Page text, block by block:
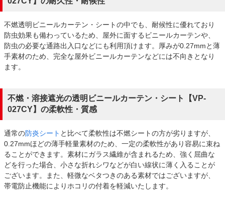
不燃透明ビニールカーテン・シートの中でも、耐候性に優れており
防虫効果も備わっているため、屋外に面するビニールカーテンや、
防虫の必要な通路出入口などにも利用頂けます。厚みが0.27mmと薄
手素材のため、完全な屋外ビニールカーテンなどには不向きとなり
ます。
不燃・溶接遮光の透明ビニールカーテン・シート【VP-
027CY】の柔軟性・質感
通常の防炎シート と比べて柔軟性は不燃シートの方が劣りますが、
0.27mmほどの薄手軽量素材のため、一定の柔軟性があり容易に束ね
ることができます。素材にガラス繊維が含まれるため、強く屈曲な
どを行った場合、小さな折れシワなどが白い線状に薄く入ることが
ございます。また、軽微なベタつきのある素材ではございますが、
帯電防止機能によりホコリの付着を軽減いたします。